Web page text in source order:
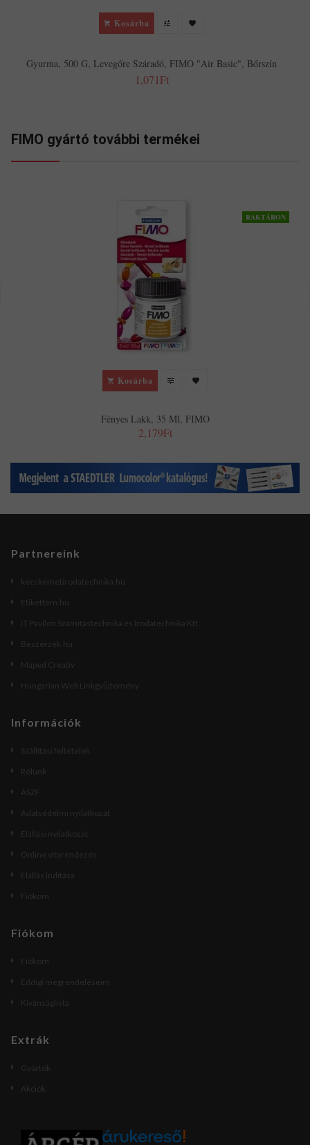
Kosárba
Gyurma, 500 G, Levegőre Száradó, FIMO "Air Basic", Bőrszín
1,071Ft
FIMO gyártó további termékei
RAKTÁRON
Kosárba
Fényes Lakk, 35 Ml, FIMO
2,179Ft
Partnereink
kecskemetirodatechnika.hu
Etikettem.hu
IT Pavilon Számítástechnika és Irodatechnika Kft.
Beszerzek.hu
Maped Creativ
Hungarian Web Linkgyűjtemény
Információk
Szállítási feltételek
Rólunk
ÁSZF
Adatvédelmi nyilatkozat
Elállási nyilatkozat
Online vitarendezés
Elállás indítása
Fiókom
Fiókom
Fiókom
Eddigi megrendeléseim
Kívánságlista
Extrák
Gyártók
Akciók